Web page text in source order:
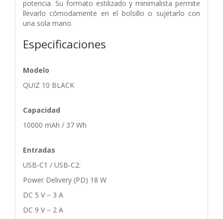
potencia. Su formato estilizado y minimalista permite
llevarlo cómodamente en el bolsillo o sujetarlo con
una sola mano.
Especificaciones
Modelo
QUIZ 10 BLACK
Capacidad
10000 mAh / 37 Wh
Entradas
USB-C1 / USB-C2:
Power Delivery (PD) 18 W
DC 5 V ⎓ 3 A
DC 9 V ⎓ 2 A